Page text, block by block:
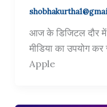
आज के डिजिटल दौर में
मीडिया का उपयोग
Apple